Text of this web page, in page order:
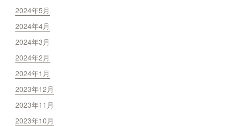
2024年5月
2024年4月
2024年3月
2024年2月
2024年1月
2023年12月
2023年11月
2023年10月